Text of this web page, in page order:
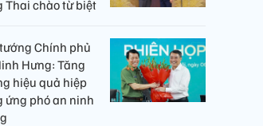
Thai chào từ biệt
Chính phủ
Hưng: Tăng
hiệu quả hiệp
ứng phó an ninh